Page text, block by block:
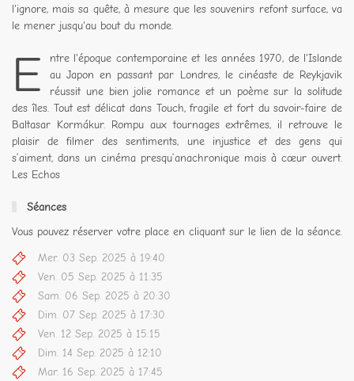
l'ignore, mais sa quête, à mesure que les souvenirs refont surface, va
le mener jusqu'au bout du monde.
E
ntre l'époque contemporaine et les années 1970, de l'Islande
au Japon en passant par Londres, le cinéaste de Reykjavik
réussit une bien jolie romance et un poème sur la solitude
des îles. Tout est délicat dans Touch, fragile et fort du savoir-faire de
Baltasar Kormákur. Rompu aux tournages extrêmes, il retrouve le
plaisir de filmer des sentiments, une injustice et des gens qui
s’aiment, dans un cinéma presqu’anachronique mais à cœur ouvert.
Les Echos
Séances
Vous pouvez réserver votre place en cliquant sur le lien de la séance.
Mer. 03 Sep. 2025 à 19:40
Ven. 05 Sep. 2025 à 11:35
Sam. 06 Sep. 2025 à 20:30
Dim. 07 Sep. 2025 à 17:30
Ven. 12 Sep. 2025 à 15:15
Dim. 14 Sep. 2025 à 12:10
Mar. 16 Sep. 2025 à 17:45